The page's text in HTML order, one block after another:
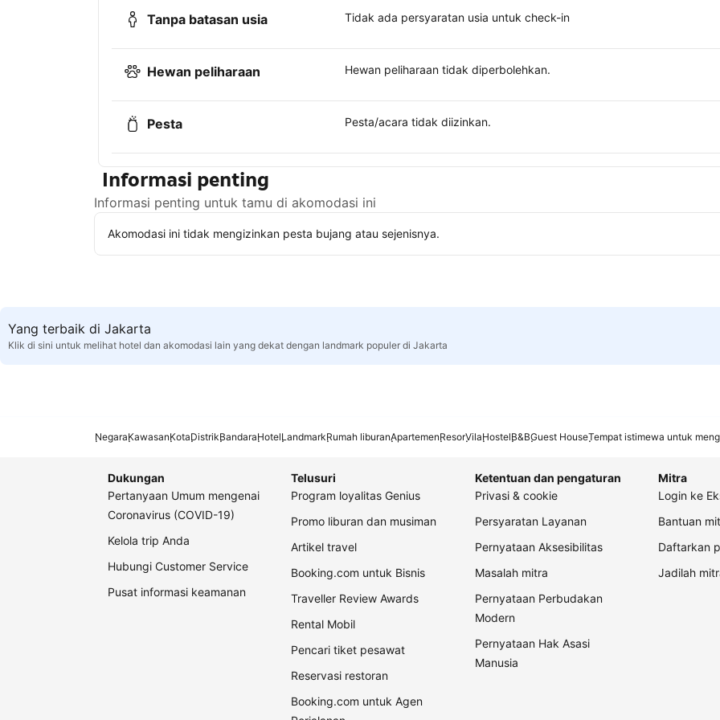
Tanpa batasan usia Tidak ada persyaratan usia untuk check-in
Hewan peliharaan Hewan peliharaan tidak diperbolehkan.
Pesta Pesta/acara tidak diizinkan.
Informasi penting
Informasi penting untuk tamu di akomodasi ini
Akomodasi ini tidak mengizinkan pesta bujang atau sejenisnya.
Yang terbaik di Jakarta
Klik di sini untuk melihat hotel dan akomodasi lain yang dekat dengan landmark populer di Jakarta
NegaraKawasanKotaDistrikBandaraHotelLandmarkRumah liburanApartemenResorVilaHostelB&BGuest HouseTempat istimewa untuk
Dukungan
Pertanyaan Umum mengenai
Coronavirus (COVID-19)
Kelola trip Anda
Hubungi Customer Service
Pusat informasi keamanan
Telusuri
Program loyalitas Genius
Promo liburan dan musiman
Artikel travel
Booking.com untuk Bisnis
Traveller Review Awards
Rental Mobil
Pencari tiket pesawat
Reservasi restoran
Booking.com untuk Agen
Ketentuan dan pengaturan
Privasi & cookie
Persyaratan Layanan
Pernyataan Aksesibilitas
Masalah mitra
Pernyataan Perbudakan
Modern
Pernyataan Hak Asasi
Manusia
Mitra
Login ke
Bantuan
Daftarkan
Jadilah